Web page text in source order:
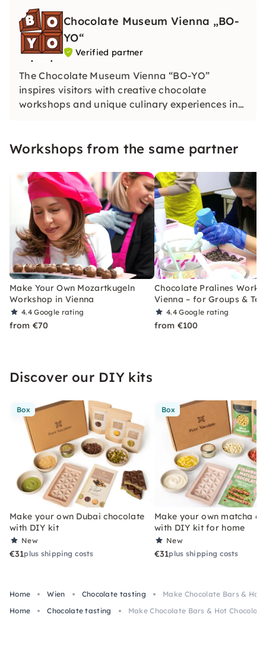
Chocolate Museum Vienna „BO-
YO“
Verified partner
The Chocolate Museum Vienna “BO-YO”
inspires visitors with creative chocolate
workshops and unique culinary experiences in
atmosphere.
Workshops from the same partner
Make Your Own Mozartkugeln
Workshop in Vienna
4.4Google rating
from €70
Chocolate Pralines
Vienna – for Groups &
4.4Google rating
from €100
Discover our DIY kits
Box
Make your own Dubai chocolate
with DIY kit
New
€31plus shipping costs
Box
Make your own matcha
with DIY kit for home
New
€31plus shipping costs
Home Wien Chocolate tasting
Make Chocolate Bars & Hot
Home
Chocolate tasting Make Chocolate Bars & Hot